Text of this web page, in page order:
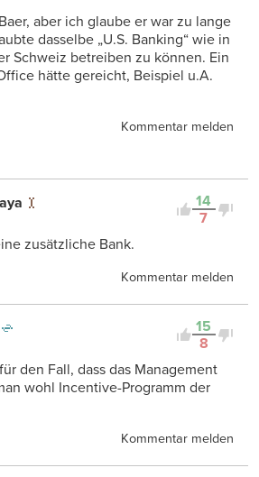
aber ich glaube er war zu lange
dasselbe „U.S. Banking“ wie in
Schweiz betreiben zu können. Ein
hätte gereicht, Beispiel u.A.
Kommentar melden
14
7
zusätzliche Bank.
Kommentar melden
15
8
den Fall, dass das Management
wohl Incentive-Programm der
Kommentar melden